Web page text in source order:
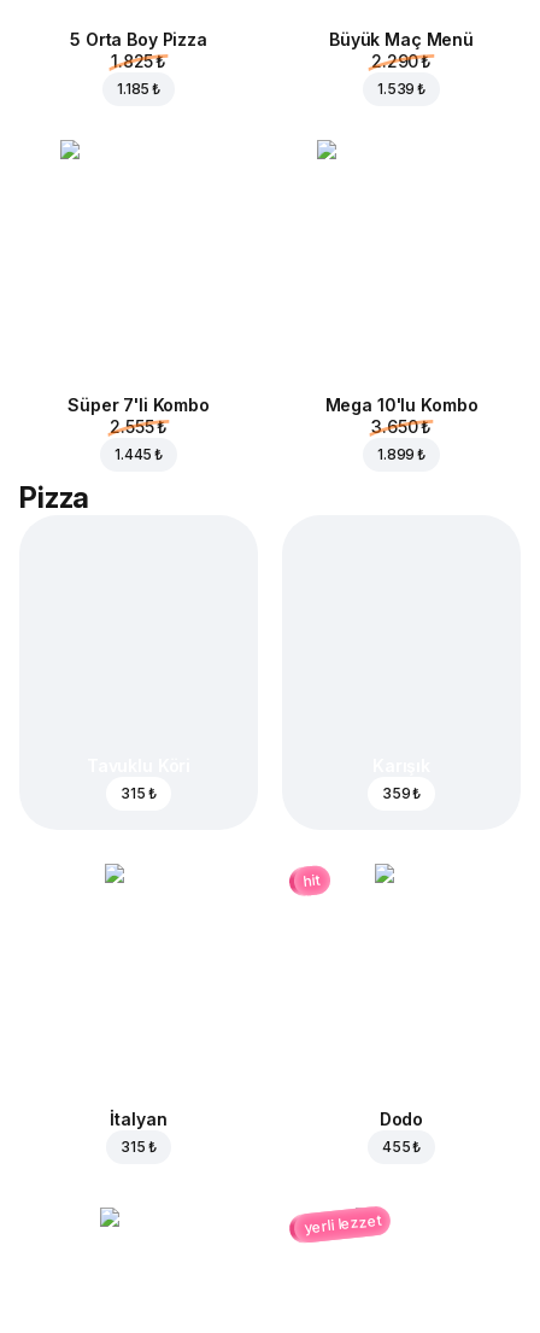
5 Orta Boy Pizza
1.825 ₺
1.185 ₺
Büyük Maç Menü
2.290 ₺
1.539 ₺
Süper 7'li Kombo
2.555 ₺
1.445 ₺
Mega 10'lu Kombo
3.650 ₺
1.899 ₺
Pizza
315 ₺ 359 ₺
İtalyan
315 ₺
hit
Dodo
455 ₺
yerli lezzet